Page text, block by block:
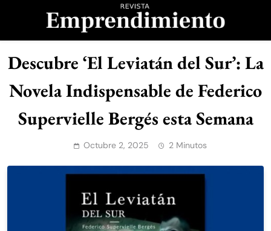
Revista
Emprendimiento
Descubre ‘El Leviatán del Sur’: La
Novela Indispensable de Federico
Supervielle Bergés esta Semana
Octubre 2, 2025 2 Minutos